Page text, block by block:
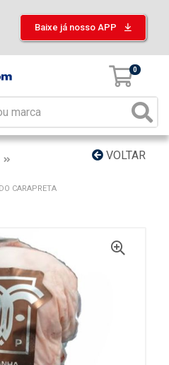
Baixe já nosso APP
0
VOLTAR
CARAPRETA